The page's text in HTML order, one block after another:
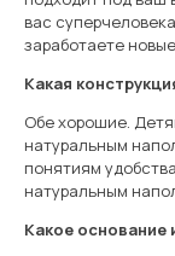
вас
заработаете
Какая
Обе хорошие.
натуральным
понятиям
натуральным
Какое основание